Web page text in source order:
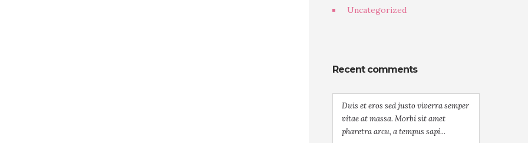
Uncategorized
Recent comments
Duis et eros sed justo viverra semper
vitae at massa. Morbi sit amet
pharetra arcu, a tempus sapi...